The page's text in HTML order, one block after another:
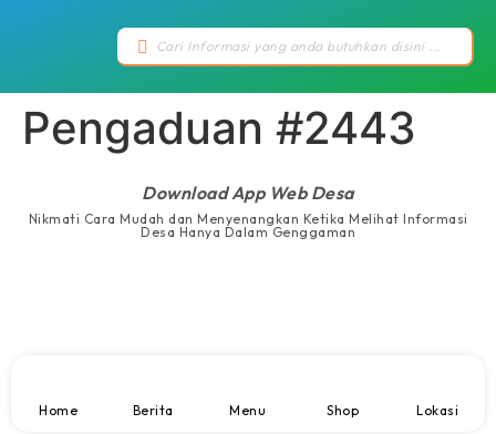
Pengaduan #2443
Download App Web Desa
Nikmati Cara Mudah dan Menyenangkan Ketika Melihat Informasi
Desa Hanya Dalam Genggaman
Home Berita Menu Shop Lokasi